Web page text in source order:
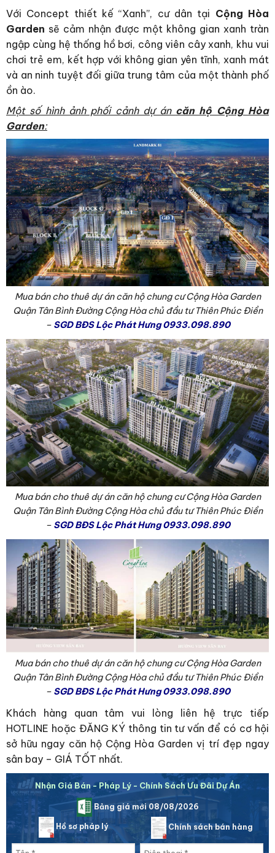
Với Concept thiết kế “Xanh”, cư dân tại Cộng Hòa
Garden sẽ cảm nhận được một không gian xanh tràn
ngập cùng hệ thống hồ bơi, công viên cây xanh, khu vui
chơi trẻ em, kết hợp với không gian yên tĩnh, xanh mát
và an ninh tuyệt đối giữa trung tâm của một thành phố
ồn ào.
Một số hình ảnh phối cảnh dự án căn hộ Cộng Hòa
Garden:
Mua bán cho thuê dự án căn hộ chung cư Cộng Hòa Garden
Quận Tân Bình Đường Cộng Hòa chủ đầu tư Thiên Phúc Điền
– SGD BĐS Lộc Phát Hưng 0933.098.890
Mua bán cho thuê dự án căn hộ chung cư Cộng Hòa Garden
Quận Tân Bình Đường Cộng Hòa chủ đầu tư Thiên Phúc Điền
– SGD BĐS Lộc Phát Hưng 0933.098.890
Mua bán cho thuê dự án căn hộ chung cư Cộng Hòa Garden
Quận Tân Bình Đường Cộng Hòa chủ đầu tư Thiên Phúc Điền
– SGD BĐS Lộc Phát Hưng 0933.098.890
Khách hàng quan tâm vui lòng liên hệ trực tiếp
HOTLINE hoặc ĐĂNG KÝ thông tin tư vấn để có cơ hội
sở hữu ngay căn hộ Cộng Hòa Garden vị trí đẹp ngay
sân bay – GIÁ TỐT nhất.
Nhận Giá Bán - Pháp Lý - Chính Sách Ưu Đãi Dự Án
Bảng giá mới 08/08/2026
Hồ sơ pháp lý Chính sách bán hàng